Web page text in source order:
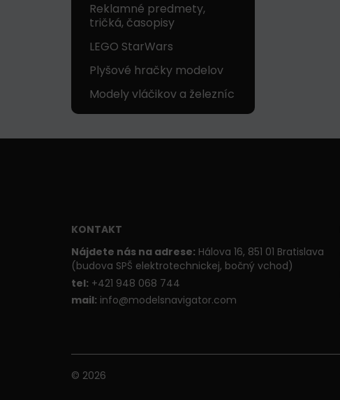
Reklamné predmety,
tričká, časopisy
LEGO StarWars
Plyšové hračky modelov
Modely vláčikov a železníc
KONTAKT
Nájdete nás na adrese: Hálova 16, 851 01 Bratislava
(budova SPŠ elektrotechnickej, bočný vchod)
tel: +421 948 068 744
mail: info@modelsnavigator.com
© 2026